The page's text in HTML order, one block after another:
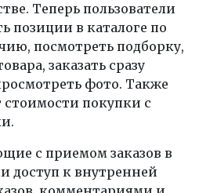
Теперь пользователи
позиции в каталоге по
посмотреть подборку,
заказать сразу
фото. Также
стоимости покупки с
с приемом заказов в
доступ к внутренней